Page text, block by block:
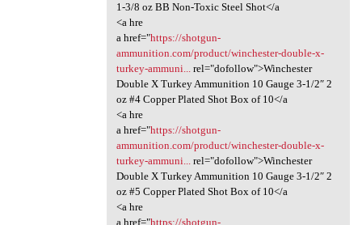
1-3/8 oz BB Non-Toxic Steel Shot</a
<a hre
a href="https://shotgun-
ammunition.com/product/winchester-double-x-
turkey-ammuni...rel="dofollow">Winchester
Double X Turkey Ammunition 10 Gauge 3-1/2″ 2
oz #4 Copper Plated Shot Box of 10</a
<a hre
a href="https://shotgun-
ammunition.com/product/winchester-double-x-
turkey-ammuni...rel="dofollow">Winchester
Double X Turkey Ammunition 10 Gauge 3-1/2″ 2
oz #5 Copper Plated Shot Box of 10</a
<a hre
a href="https://shotgun-